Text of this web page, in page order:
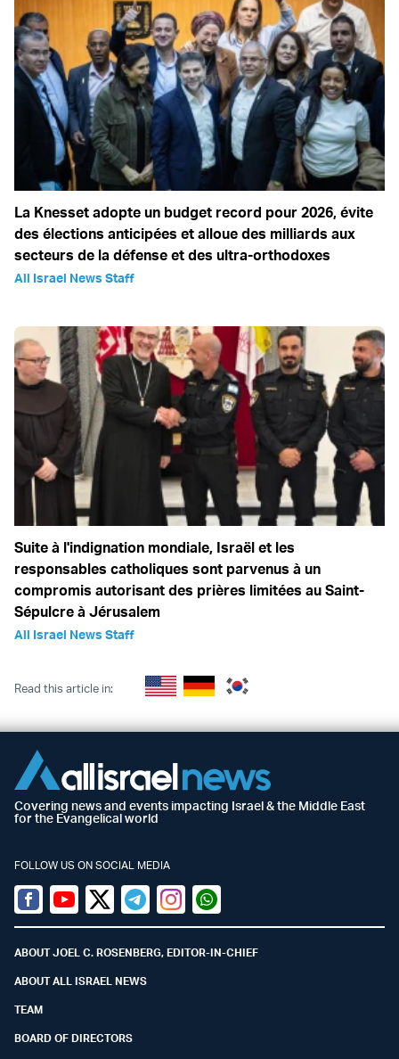
La Knesset adopte un budget record pour 2026, évite
des élections anticipées et alloue des milliards aux
secteurs de la défense et des ultra-orthodoxes
All Israel News Staff
Suite à l'indignation mondiale, Israël et les
responsables catholiques sont parvenus à un
compromis autorisant des prières limitées au Saint-
Sépulcre à Jérusalem
All Israel News Staff
Read this article in:
Covering news and events impacting Israel & the Middle East
for the Evangelical world
FOLLOW US ON SOCIAL MEDIA
Facebook
YoutubeTwitter (X)
TelegramInstagramWhatsapp
ABOUT JOEL C. ROSENBERG, EDITOR-IN-CHIEF
ABOUT ALL ISRAEL NEWS
TEAM
BOARD OF DIRECTORS